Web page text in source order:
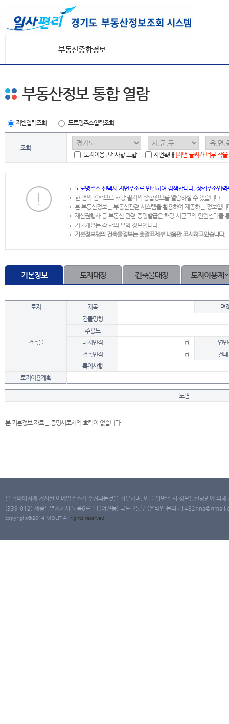
부동산종합정보
부동산정보 통합 열람
지번입력조회 도로명주소입력조회
조회
토지이용규제사항 포함
지번확대 [지번 글씨가 너무 작
도로명주소 선택시 지번주소로 변환하여 검색합니다. 상세주소입
한 번의 검색으로 해당 필지의 종합정보를 열람하실 수 있습니다.
본 부동산정보는 부동산관련 시스템을 활용하여 제공하는 정보입니
재산권행사 등 부동산 관련 증명발급은 해당 시군구의 민원센터를
기본개요는 각 탭의 요약 정보입니다.
기본정보탭의 건축물정보는 총괄표제부 내용만 표시하고있습니다.
기본정보 토지대장 건축물대장 토지이용계
토지 지목 면
건축물
건물명칭
주용도
대지면적
㎡
연
건축면적
㎡
건
특이사항
토지이용계획
도면
본 기본정보 자료는 증명서로서의 효력이 없습니다.
본 홈페이지에 게시된 이메일주소가 수집되는것을 거부하며, 이를 위반할 시 정보통신망법에 의
(339-012) 세종특별자치시 도움6로 11(어진동) 국토교통부 (온라인 문의 :
copyright@2014 MOLIT All rights reserved.